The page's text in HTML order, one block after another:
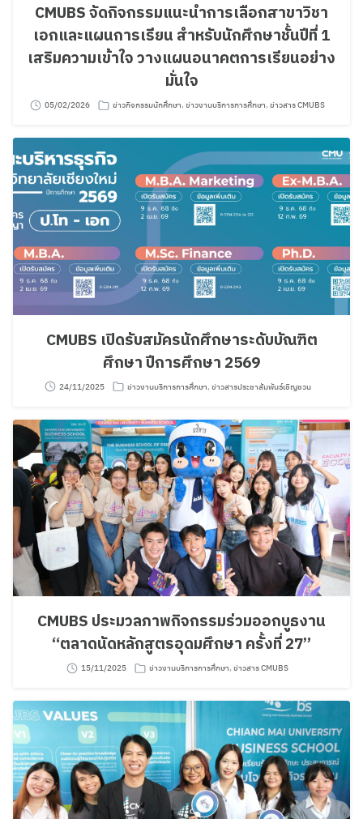
CMUBS จัดกิจกรรมแนะนำการเลือกสาขาวิชา
เอกและแผนการเรียน สำหรับนักศึกษาชั้นปีที่ 1
เสริมความเข้าใจ วางแผนอนาคตการเรียนอย่าง
มั่นใจ
05/02/2026 ข่าวกิจกรรมนักศึกษา, ข่าวงานบริการการศึกษา, ข่าวสาร CMUBS
CMUBS เปิดรับสมัครนักศึกษาระดับบัณฑิต
ศึกษา ปีการศึกษา 2569
24/11/2025 ข่าวงานบริการการศึกษา, ข่าวสารประชาสัมพันธ์เชิญชวน
CMUBS ประมวลภาพกิจกรรมร่วมออกบูธงาน
“ตลาดนัดหลักสูตรอุดมศึกษา ครั้งที่ 27”
15/11/2025 ข่าวงานบริการการศึกษา, ข่าวสาร CMUBS